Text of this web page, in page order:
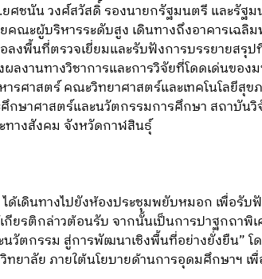
ศชนัน วงศ์สวัสดิ์ รองนายกรัฐมนตรี และรัฐ
ณะผู้บริหารระดับสูง เดินทางถึงอาคารเฉลิ
ลงพื้นที่ตรวจเยี่ยมและรับฟังการบรรยายสรุ
ลงานทางวิชาการและการวิจัยที่โดดเด่นขอ
รศาสตร์ คณะวิทยาศาสตร์และเทคโนโลยีสุ
ษาศาสตร์และนวัตกรรมการศึกษา สถาบัน
ทางสังคม จังหวัดกาฬสินธุ์
เดินทางไปยังห้องประชุมพยับหมอก เพื่อรับ
กียรติกล่าวต้อนรับ จากนั้นเป็นการปาฐกถาพิ
วัตกรรม สู่การพัฒนาเชิงพื้นที่อย่างยั่งยืน”
ยาลัย ภายใต้นโยบายด้านการอุดมศึกษาฯ เ